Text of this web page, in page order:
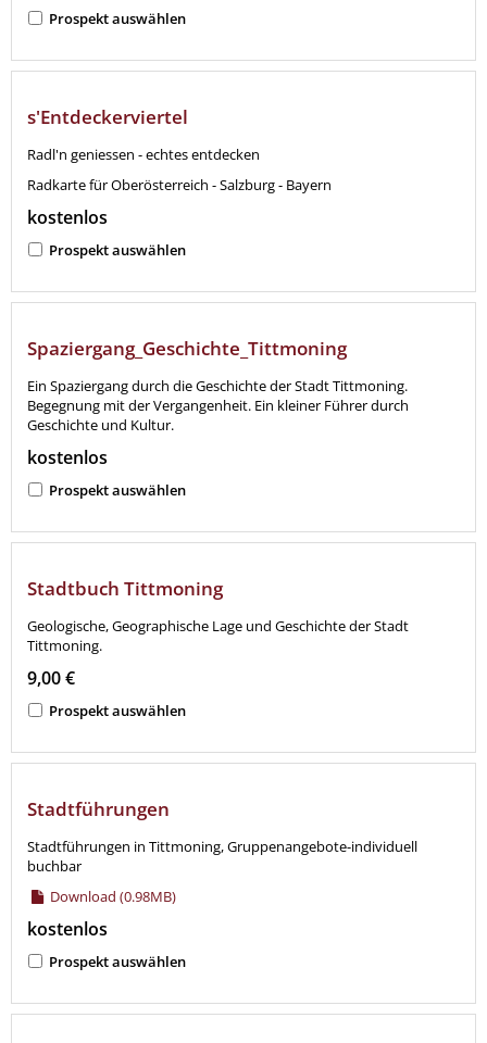
Prospekt auswählen
s'Entdeckerviertel
Radl'n geniessen - echtes entdecken
Radkarte für Oberösterreich - Salzburg - Bayern
kostenlos
Prospekt auswählen
Spaziergang_Geschichte_Tittmoning
Ein Spaziergang durch die Geschichte der Stadt Tittmoning.
Begegnung mit der Vergangenheit. Ein kleiner Führer durch
Geschichte und Kultur.
kostenlos
Prospekt auswählen
Stadtbuch Tittmoning
Geologische, Geographische Lage und Geschichte der Stadt
Tittmoning.
9,00 €
Prospekt auswählen
Stadtführungen
Stadtführungen in Tittmoning, Gruppenangebote-individuell
buchbar
Download (0.98MB)
kostenlos
Prospekt auswählen